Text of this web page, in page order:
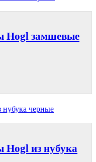
Hogl замшевые
Hogl из нубука